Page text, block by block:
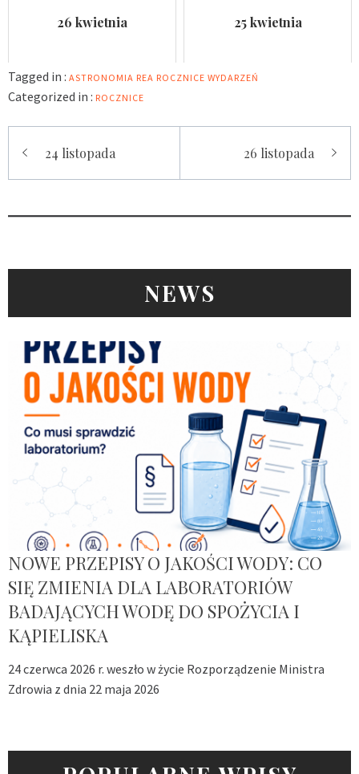
26 kwietnia 25 kwietnia
Tagged in : ASTRONOMIA REA ROCZNICE WYDARZEŃ
Categorized in : ROCZNICE
Nawigacja
wpisu
24 listopada 26 listopada
NEWS
NOWE PRZEPISY O JAKOŚCI WODY: CO
SIĘ ZMIENIA DLA LABORATORIÓW
BADAJĄCYCH WODĘ DO SPOŻYCIA I
KĄPIELISKA
24 czerwca 2026 r. weszło w życie Rozporządzenie Ministra
Zdrowia z dnia 22 maja 2026